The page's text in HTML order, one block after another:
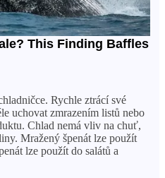
Rychle ztrácí své
uchovat zmrazením listů nebo
Chlad nemá vliv na chuť,
Mražený špenát lze použít
lze použít do salátů a